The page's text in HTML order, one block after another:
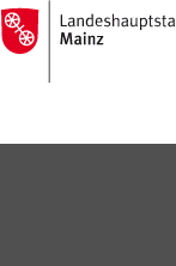
Inhalt anspringen
Zur
Startseite